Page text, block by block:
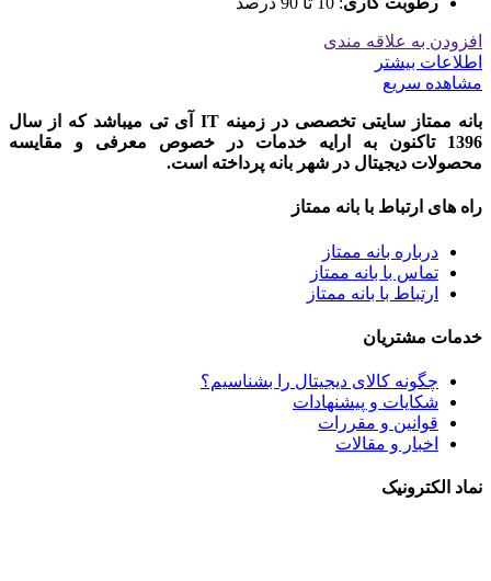
افزودن به علاقه مندی
اطلاعات بیشتر
مشاهده سریع
بانه ممتاز سایتی تخصصی در زمینه IT آی تی میباشد که از سال
1396 تاکنون به ارایه خدمات در خصوص معرفی و مقایسه
محصولات دیجیتال در شهر بانه پرداخته است.
راه های ارتباط با بانه ممتاز
درباره بانه ممتاز
تماس با بانه ممتاز
ارتباط با بانه ممتاز
خدمات مشتریان
چگونه کالای دیجیتال را بشناسیم؟
شکایات و پیشنهادات
قوانین و مقررات
اخبار و مقالات
نماد الکترونیک